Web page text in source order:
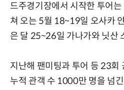
드주경기장에서 시작한 투어
쳐 오는 5월 18~19일 오사카
은 달 25~26일 가나가와 닛산
지난해 팬미팅과 투어 등 23회
누적 관객 수 1000만 명을 넘